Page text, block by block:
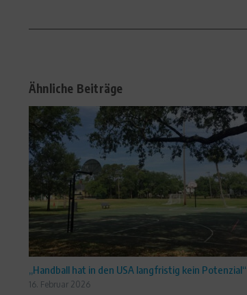
Ähnliche Beiträge
„Handball hat in den USA langfristig kein Potenzial“
16. Februar 2026